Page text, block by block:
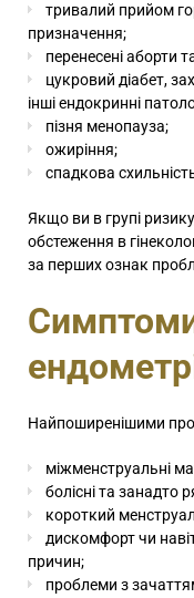
тривалий прийом
призначення;
перенесені аборти
цукровий діабет,
інші ендокринні
пізня менопауза;
ожиріння;
спадкова
Якщо ви в групі
обстеження в
за перших ознак
Симптоми
Найпоширенішими
міжменструальні
болісні та занадто
короткий
дискомфорт чи
причин;
проблеми з